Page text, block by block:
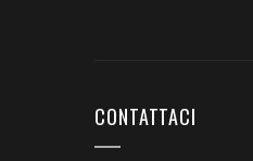
CONTATTACI